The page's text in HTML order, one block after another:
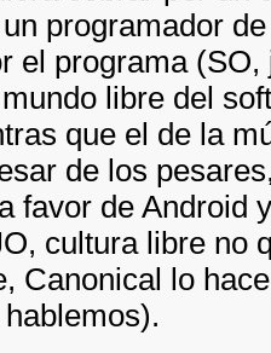
programador
el programa (SO,
libre del
que el de la
de los
favor de Android
cultura libre no
Canonical lo